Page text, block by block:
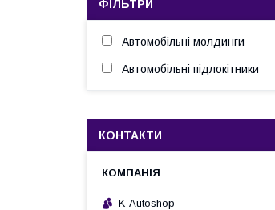
ФІЛЬТРИ
Автомобільні молдинги
Автомобільні підлокітники
КОНТАКТИ
K-Autoshop